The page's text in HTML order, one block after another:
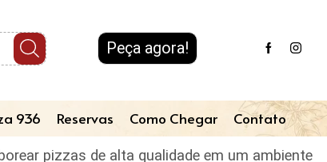
Peça agora!
936 Reservas Como Chegar Contato
pizzas de alta qualidade em um ambiente